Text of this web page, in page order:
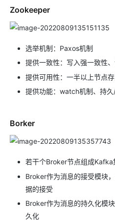
Zookeeper
选举机制：Paxos机制
提供一致性：写入强一致性
提供可用性：一半以上节点
提供功能：watch机制、持
Borker
若干个Broker节点组成Kafka
Broker作为消息的接受模块
据的接受
Broker作为消息的持久化模
久化